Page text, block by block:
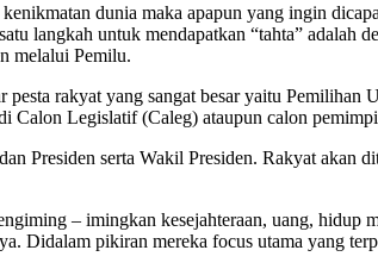
dunia maka apapun yang ingin
langkah untuk mendapatkan “tahta” adalah
melalui Pemilu.
rakyat yang sangat besar yaitu
Legislatif (Caleg) ataupun calon
Presiden serta Wakil Presiden. Rakyat akan
– imingkan kesejahteraan, uang, hidup
Didalam pikiran mereka focus utama yang